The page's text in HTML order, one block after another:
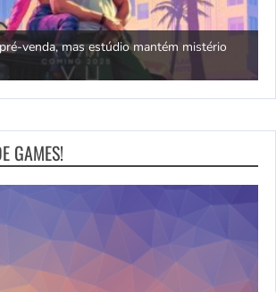
venda, mas estúdio mantém mistério
GAMES!